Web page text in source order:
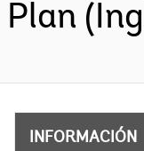
Plan
INFORMACIÓN